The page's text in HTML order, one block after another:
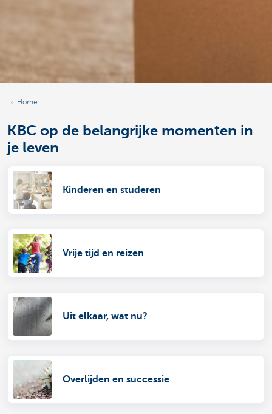
Home
KBC op de belangrijke momenten in
je leven
Kinderen en studeren
Vrije tijd en reizen
Uit elkaar, wat nu?
Overlijden en successie